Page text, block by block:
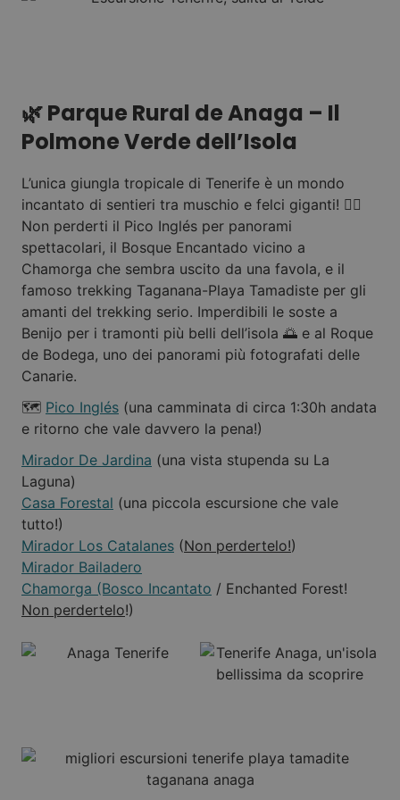
🌿 Parque Rural de Anaga – Il
Polmone Verde dell’Isola
L’unica giungla tropicale di Tenerife è un mondo
incantato di sentieri tra muschio e felci giganti! 🧚‍♀️
Non perderti il Pico Inglés per panorami
spettacolari, il Bosque Encantado vicino a
Chamorga che sembra uscito da una favola, e il
famoso trekking Taganana-Playa Tamadiste per gli
amanti del trekking serio. Imperdibili le soste a
Benijo per i tramonti più belli dell’isola 🌅 e al Roque
de Bodega, uno dei panorami più fotografati delle
Canarie.
🗺️ Pico Inglés (una camminata di circa 1:30h andata
e ritorno che vale davvero la pena!)
Mirador De Jardina (una vista stupenda su La
Laguna)
Casa Forestal (una piccola escursione che vale
tutto!)
Mirador Los Catalanes (Non perdertelo!)
Mirador Bailadero
Chamorga (Bosco Incantato / Enchanted Forest!
Non perdertelo!)